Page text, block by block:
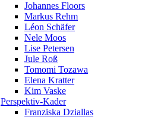
Johannes Floors
Markus Rehm
Léon Schäfer
Nele Moos
Lise Petersen
Jule Roß
Tomomi Tozawa
Elena Kratter
Kim Vaske
Perspektiv-Kader
Franziska Dziallas